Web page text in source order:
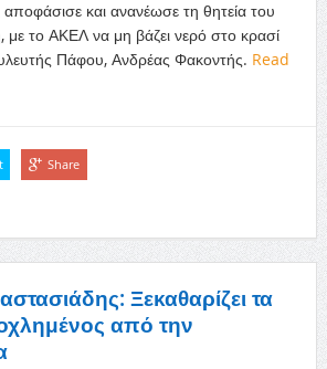
και ανανέωσε τη θητεία του
με το ΑΚΕΛ να μη βάζει νερό στο κρασί
Πάφου, Ανδρέας Φακοντής. Read
Share
Ξεκαθαρίζει τα
από την